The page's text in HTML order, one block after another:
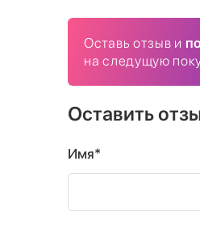
Оставь отзыв и
на следущую
Оставить
Имя*